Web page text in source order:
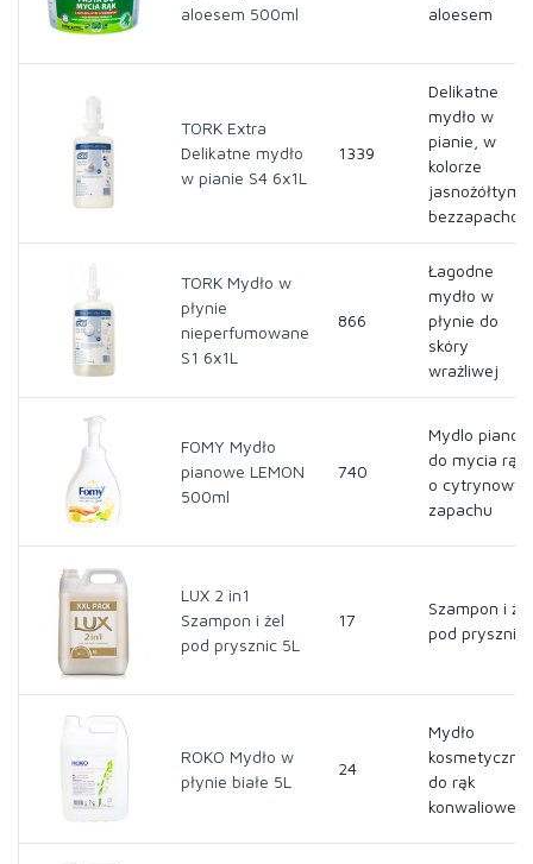
aloesem 500ml
aloesem
TORK Extra
Delikatne mydło
w pianie S4 6x1L
1339
Delikatne
mydło w
pianie, w
kolorze
jasnożółtym,
TORK Mydło w
płynie
nieperfumowane
S1 6x1L
866
Łagodne
mydło w
płynie do
skóry
wrażliwej
FOMY Mydło
pianowe LEMON
500ml
740
Mydlo
do mycia rąk,
o
zapachu
LUX 2 in1
Szampon i żel
pod prysznic 5L
17
Szampon i żel
pod prysznic
ROKO Mydło w
płynie białe 5L
24
Mydło
kosmetyczne
do rąk
konwaliowe